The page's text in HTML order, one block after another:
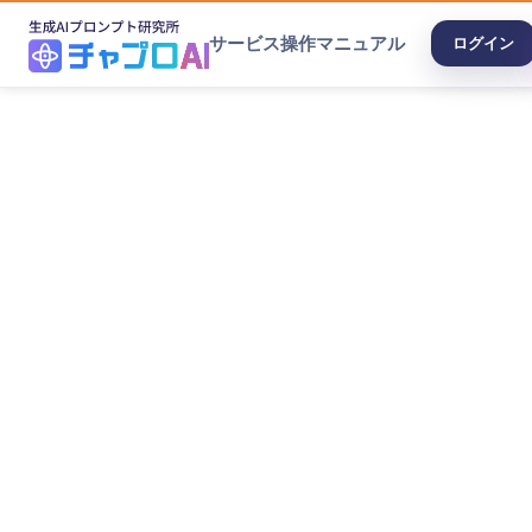
サービス操作マニュアル ログイン